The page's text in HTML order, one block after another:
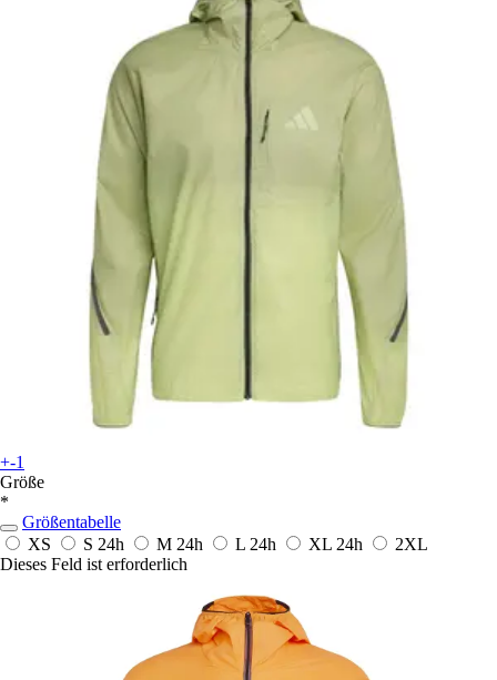
+-1
Größe
*
Größentabelle
XS
S 24h M 24h L 24h XL 24h
2XL
Dieses Feld ist erforderlich